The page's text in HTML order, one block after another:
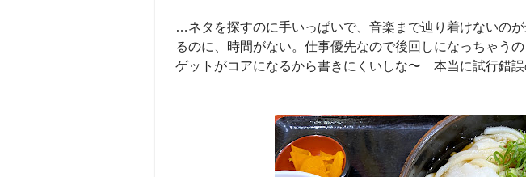
…ネタを探すのに手いっぱいで、音楽まで辿り着けないの
るのに、時間がない。仕事優先なので後回しになっちゃう
ゲットがコアになるから書きにくいしな〜 本当に試行錯誤